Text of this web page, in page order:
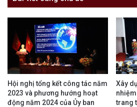
Hội nghị tổng kết công tác năm
2023 và phương hướng hoạt
động năm 2024 của Ủy ban
Xây
trang